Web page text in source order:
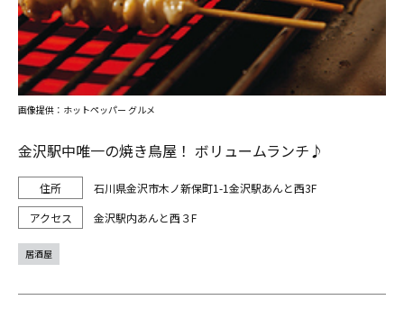
金沢駅中唯一の焼き鳥屋！ ボリュームランチ♪
石川県金沢市木ノ新保町1-1金沢駅あんと西3F
金沢駅内あんと西３F
画像提供：ホットペッパー グルメ
居酒屋